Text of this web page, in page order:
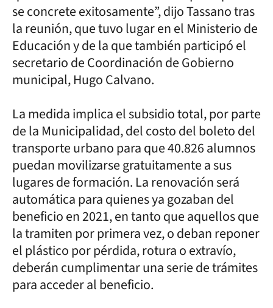
se concrete exitosamente”, dijo Tassano tras
la reunión, que tuvo lugar en el Ministerio de
Educación y de la que también participó el
secretario de Coordinación de Gobierno
municipal, Hugo Calvano.
La medida implica el subsidio total, por parte
de la Municipalidad, del costo del boleto del
transporte urbano para que 40.826 alumnos
puedan movilizarse gratuitamente a sus
lugares de formación. La renovación será
automática para quienes ya gozaban del
beneficio en 2021, en tanto que aquellos que
la tramiten por primera vez, o deban reponer
el plástico por pérdida, rotura o extravío,
deberán cumplimentar una serie de trámites
para acceder al beneficio.